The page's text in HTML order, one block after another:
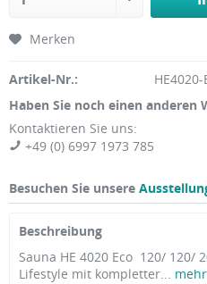
Merken
Artikel-Nr.:
HE4020-
Haben Sie noch einen anderen
Kontaktieren Sie uns:
+49 (0) 6997 1973 785
Besuchen Sie unsere
Beschreibung
Sauna HE 4020 Eco 120/ 120/
Lifestyle mit kompletter... mehr